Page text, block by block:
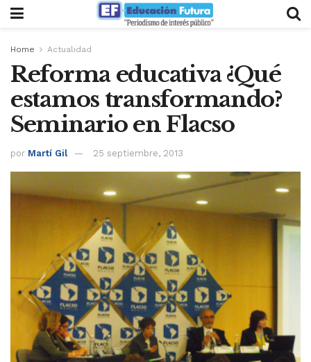
Home Actualidad
Reforma educativa ¿Qué
estamos transformando?
Seminario en Flacso
por Martí Gil 25 septiembre, 2013